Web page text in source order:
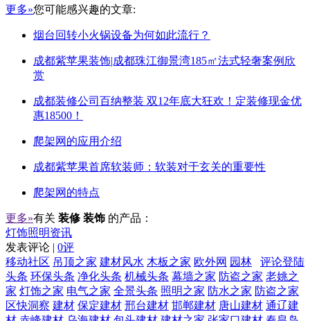
更多»您可能感兴趣的文章:
烟台回转小火锅设备为何如此流行？
成都紫苹果装饰|成都珠江御景湾185㎡法式轻奢案例欣
赏
成都装修公司百纳整装 双12年底大狂欢！定装修现金优
惠18500！
爬架网的应用介绍
成都紫苹果首席软装师：软装对于玄关的重要性
爬架网的特点
更多»有关 装修 装饰 的产品：
灯饰照明资讯
发表评论 | 0评
评论登陆
移动社区 吊顶之家 建材风水 木板之家 欧外网 园林
头条 环保头条 净化头条 机械头条 幕墙之家 防盗之家 老姚之
家 灯饰之家 电气之家 全景头条 照明之家 防水之家 防盗之家
区快洞察 建材 保定建材 邢台建材 邯郸建材 唐山建材 通辽建